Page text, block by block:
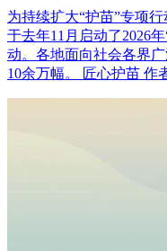
为持续扩大“护苗”专项
于去年11月启动了2026
动。各地面向社会各界
10余万幅。 匠心护苗 作